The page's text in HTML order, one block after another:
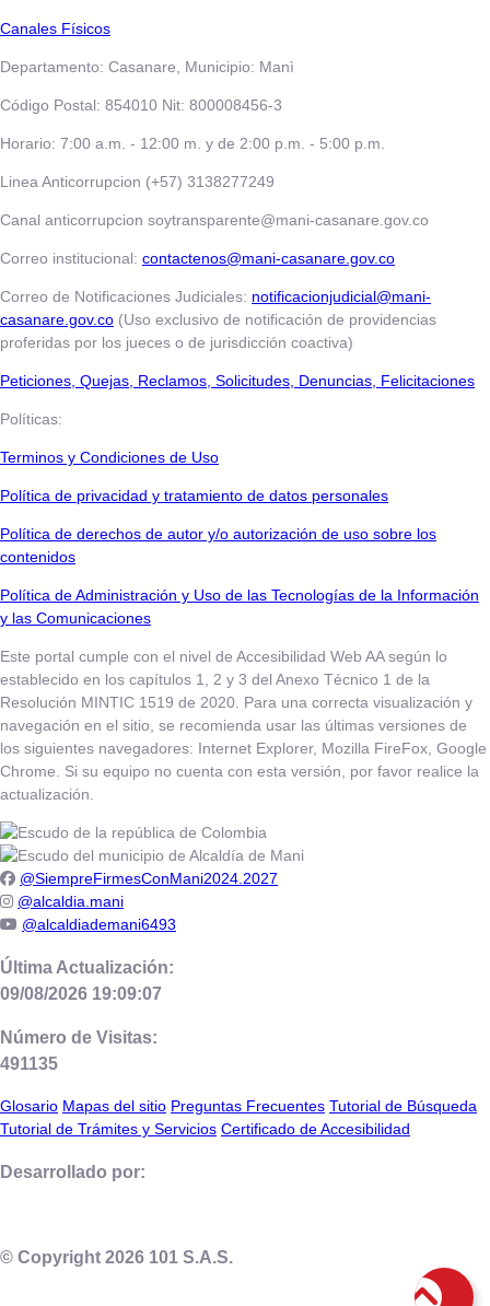
​​​​​Canales Físicos
Departamento: Casanare, Municipio: Manì
Código Postal: 854010 Nit: 800008456-3
Horario: 7:00 a.m. - 12:00 m. y de 2:00 p.m. - 5:00 p.m.
Linea Anticorrupcion (+57) 3138277249
Canal anticorrupcion soytransparente@mani-casanare.gov.co
Correo institucional: contactenos@mani-casanare.gov.co
Correo de Notificaciones Judiciales: notificacionjudicial@mani-
casanare.gov.co (Uso exclusivo de notificación de providencias
proferidas por los jueces o de jurisdicción coactiva)
​​​​​Peticiones, Quejas, Reclamos, Solicitudes, Denuncias, Felicitaciones
Políticas:
Terminos y Condiciones de Uso
​​​​​Política de privacidad y tratamiento de datos personales
Política de derechos de autor y/o autorización de uso sobre los
contenidos
Política de Administración y Uso de las Tecnologías de la Información
y las Comunicaciones
Este portal cumple con el nivel de Accesibilidad Web AA según lo
establecido en los capítulos 1, 2 y 3 del Anexo Técnico 1 de la
Resolución MINTIC 1519 de 2020. Para una correcta visualización y
navegación en el sitio, se recomienda usar las últimas versiones de
los siguientes navegadores: Internet Explorer, Mozilla FireFox, Google
Chrome. Si su equipo no cuenta con esta versión, por favor realice la
actualización.
@SiempreFirmesConMani2024.2027
@alcaldia.mani
@alcaldiademani6493
Última Actualización:
09/08/2026 19:09:07
Número de Visitas:
491135
Glosario Mapas del sitio Preguntas Frecuentes Tutorial de Búsqueda
Tutorial de Trámites y Servicios Certificado de Accesibilidad
Desarrollado por:
© Copyright 2026 101 S.A.S.